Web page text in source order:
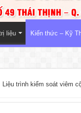
liệu Kiến thức – Kỹ
Liệu trình kiểm soát viêm